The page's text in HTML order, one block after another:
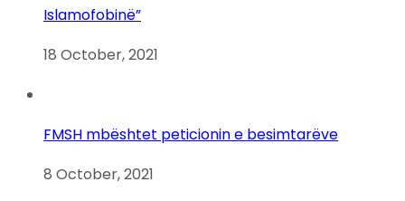
Islamofobinë”
18 October, 2021
FMSH mbështet peticionin e besimtarëve
8 October, 2021